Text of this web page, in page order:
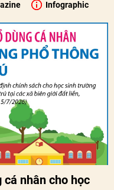
Infographic
nhân cho học